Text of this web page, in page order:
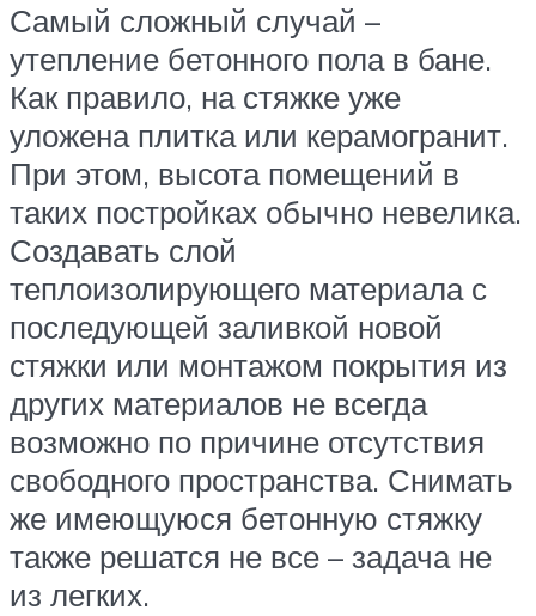
Самый сложный случай –
утепление бетонного пола в бане.
Как правило, на стяжке уже
уложена плитка или керамогранит.
При этом, высота помещений в
таких постройках обычно невелика.
Создавать слой
теплоизолирующего материала с
последующей заливкой новой
стяжки или монтажом покрытия из
других материалов не всегда
возможно по причине отсутствия
свободного пространства. Снимать
же имеющуюся бетонную стяжку
также решатся не все – задача не
из легких.